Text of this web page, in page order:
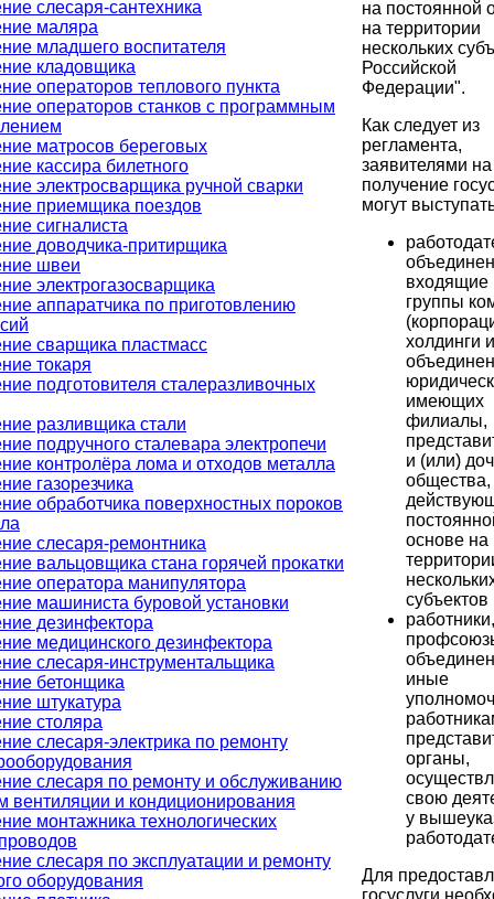
слесаря-сантехника
маляра
младшего воспитателя
кладовщика
операторов теплового пункта
операторов станков с программным
матросов береговых
кассира билетного
электросварщика ручной сварки
приемщика поездов
сигналиста
доводчика-притирщика
швеи
электрогазосварщика
аппаратчика по приготовлению
сварщика пластмасс
токаря
подготовителя сталеразливочных
разливщика стали
подручного сталевара электропечи
контролёра лома и отходов металла
газорезчика
обработчика поверхностных пороков
слесаря-ремонтника
вальцовщика стана горячей прокатки
оператора манипулятора
машиниста буровой установки
дезинфектора
медицинского дезинфектора
слесаря-инструментальщика
бетонщика
штукатура
столяра
слесаря-электрика по ремонту
слесаря по ремонту и обслуживанию
вентиляции и кондиционирования
монтажника технологических
слесаря по эксплуатации и ремонту
оборудования
на постоянной
на территории
нескольких
Российской
Федерации".
Как следует из
регламента,
заявителями на
получение
могут
входящие
группы
холдинги
имеющих
филиалы,
и (или)
общества,
основе на
иные
органы,
свою
у
Для
госуслуги